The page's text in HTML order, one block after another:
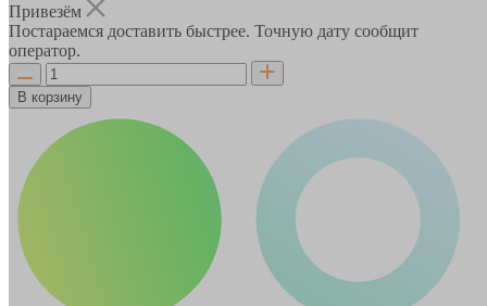
Привезём
Постараемся доставить быстрее. Точную дату сообщит
оператор.
В корзину